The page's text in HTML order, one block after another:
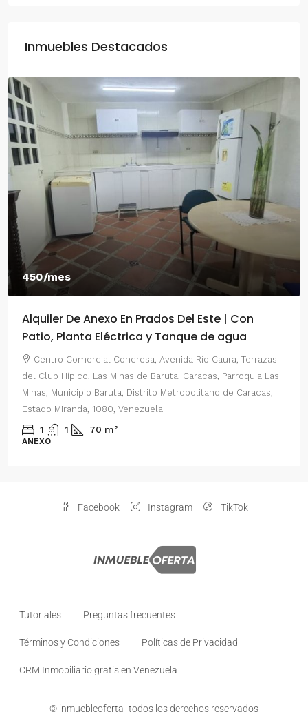
Inmuebles Destacados
450/mes
Alquiler De Anexo En Prados Del Este | Con
Patio, Planta Eléctrica y Tanque de agua
Centro Comercial Concresa, Avenida Río Caura, Terrazas
del Club Hípico, Las Minas de Baruta, Caracas, Parroquia Las
Minas, Municipio Baruta, Distrito Metropolitano de Caracas,
Estado Miranda, 1080, Venezuela
1 1 70 m²
ANEXO
Facebook Instagram TikTok
Tutoriales Preguntas frecuentes
Términos y Condiciones Políticas de Privacidad
CRM Inmobiliario gratis en Venezuela
© inmuebleoferta- todos los derechos reservados